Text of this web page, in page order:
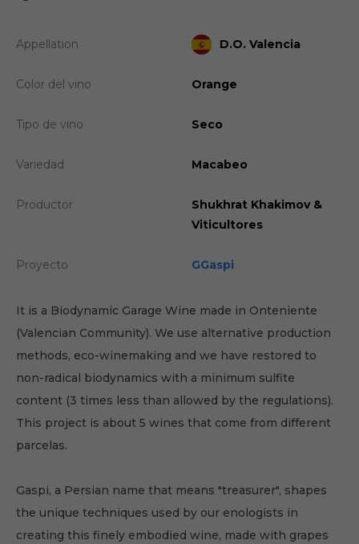
Appellation D.O. Valencia
Color del vino Orange
Tipo de vino Seco
Variedad Macabeo
Productor
Shukhrat Khakimov &
Viticultores
Proyecto GGaspi
It is a Biodynamic Garage Wine made in Onteniente
(Valencian Community). We use alternative production
methods, eco-winemaking and we have restored to
non-radical biodynamics with a minimum sulfite
content (3 times less than allowed by the regulations).
This project is about 5 wines that come from different
parcelas.
Gaspi, a Persian name that means "treasurer", shapes
the unique techniques used by our enologists in
creating this finely embodied wine, made with grapes